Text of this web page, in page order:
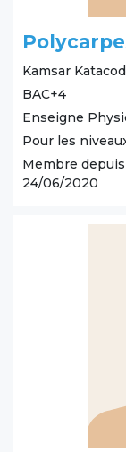
Kamsar
BAC+4
Enseigne
Pour les
Membre depuis
24/06/2020